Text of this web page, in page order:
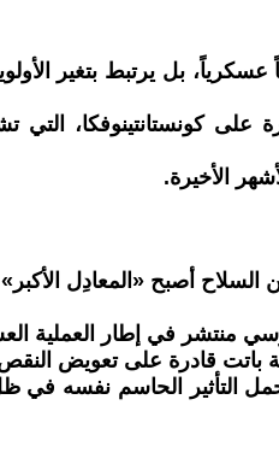
بل يرتبط بتغير
كونستانتينوفكا، التي
الأخيرة.
أصبح «المعادِل
منتشر في إطار العملية
باتت قادرة على تعويض
التأثير الحاسم نفسه